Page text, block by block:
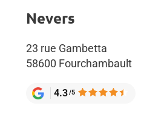
Nevers
23 rue Gambetta
58600 Fourchambault
4.3/5